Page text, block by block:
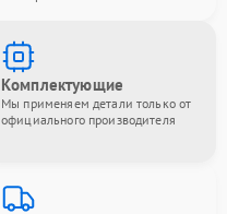
Комплектующие
Мы применяем детали только от
официального производителя